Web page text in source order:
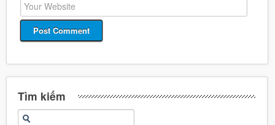
Tìm kiếm